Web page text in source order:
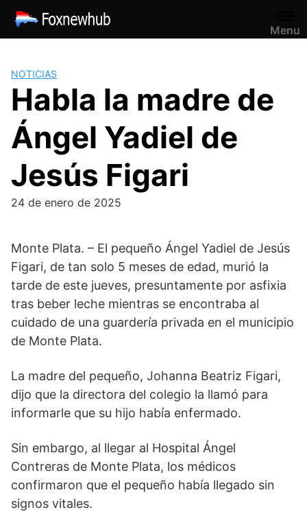
Saltar
contenido
Menu
NOTICIAS
Habla la madre de
Ángel Yadiel de
Jesús Figari
24 de enero de 2025
Monte Plata. – El pequeño Ángel Yadiel de Jesús
Figari, de tan solo 5 meses de edad, murió la
tarde de este jueves, presuntamente por asfixia
tras beber leche mientras se encontraba al
cuidado de una guardería privada en el municipio
de Monte Plata.
La madre del pequeño, Johanna Beatriz Figari,
dijo que la directora del colegio la llamó para
informarle que su hijo había enfermado.
Sin embargo, al llegar al Hospital Ángel
Contreras de Monte Plata, los médicos
confirmaron que el pequeño había llegado sin
signos vitales.